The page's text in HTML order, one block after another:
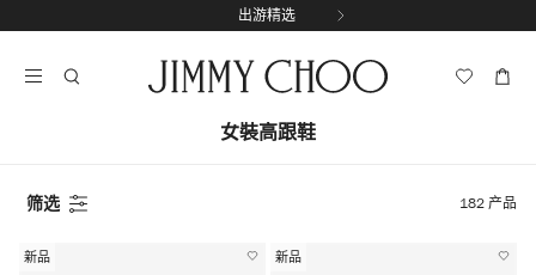
至
出游精选
享受免费送货和退货服务
女裝高跟鞋
筛选 182产品
新品 新品